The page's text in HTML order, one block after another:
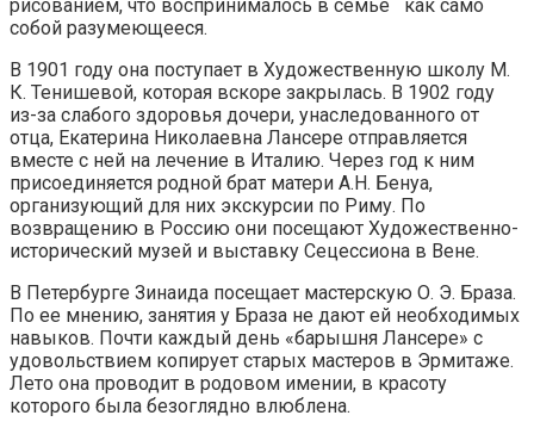
рисованием, что воспринималось в семье как само
собой разумеющееся.
В 1901 году она поступает в Художественную школу М.
К. Тенишевой, которая вскоре закрылась. В 1902 году
из-за слабого здоровья дочери, унаследованного от
отца, Екатерина Николаевна Лансере отправляется
вместе с ней на лечение в Италию. Через год к ним
присоединяется родной брат матери А.Н. Бенуа,
организующий для них экскурсии по Риму. По
возвращению в Россию они посещают Художественно-
исторический музей и выставку Сецессиона в Вене.
В Петербурге Зинаида посещает мастерскую О. Э. Браза.
По ее мнению, занятия у Браза не дают ей необходимых
навыков. Почти каждый день «барышня Лансере» с
удовольствием копирует старых мастеров в Эрмитаже.
Лето она проводит в родовом имении, в красоту
которого была безоглядно влюблена.